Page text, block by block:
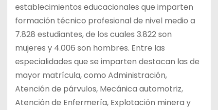
establecimientos educacionales que imparten
formación técnico profesional de nivel medio a
7.828 estudiantes, de los cuales 3.822 son
mujeres y 4.006 son hombres. Entre las
especialidades que se imparten destacan las de
mayor matrícula, como Administración,
Atención de párvulos, Mecánica automotriz,
Atención de Enfermería, Explotación minera y